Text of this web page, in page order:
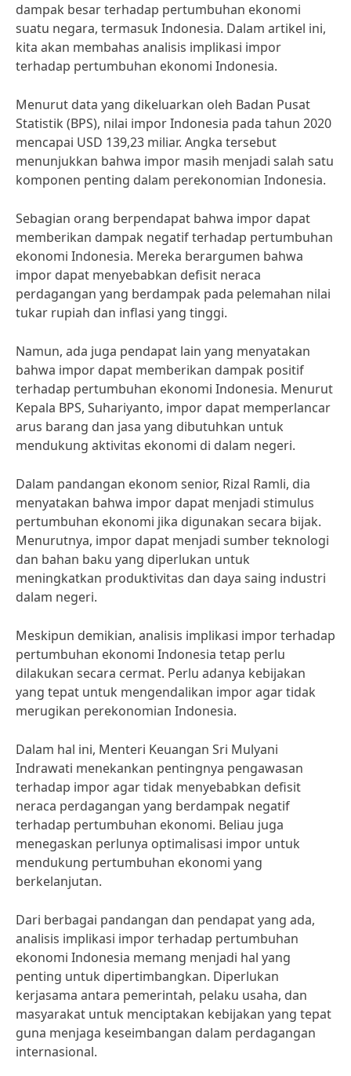
dampak besar terhadap pertumbuhan ekonomi
suatu negara, termasuk Indonesia. Dalam artikel ini,
kita akan membahas analisis implikasi impor
terhadap pertumbuhan ekonomi Indonesia.
Menurut data yang dikeluarkan oleh Badan Pusat
Statistik (BPS), nilai impor Indonesia pada tahun 2020
mencapai USD 139,23 miliar. Angka tersebut
menunjukkan bahwa impor masih menjadi salah satu
komponen penting dalam perekonomian Indonesia.
Sebagian orang berpendapat bahwa impor dapat
memberikan dampak negatif terhadap pertumbuhan
ekonomi Indonesia. Mereka berargumen bahwa
impor dapat menyebabkan defisit neraca
perdagangan yang berdampak pada pelemahan nilai
tukar rupiah dan inflasi yang tinggi.
Namun, ada juga pendapat lain yang menyatakan
bahwa impor dapat memberikan dampak positif
terhadap pertumbuhan ekonomi Indonesia. Menurut
Kepala BPS, Suhariyanto, impor dapat memperlancar
arus barang dan jasa yang dibutuhkan untuk
mendukung aktivitas ekonomi di dalam negeri.
Dalam pandangan ekonom senior, Rizal Ramli, dia
menyatakan bahwa impor dapat menjadi stimulus
pertumbuhan ekonomi jika digunakan secara bijak.
Menurutnya, impor dapat menjadi sumber teknologi
dan bahan baku yang diperlukan untuk
meningkatkan produktivitas dan daya saing industri
dalam negeri.
Meskipun demikian, analisis implikasi impor terhadap
pertumbuhan ekonomi Indonesia tetap perlu
dilakukan secara cermat. Perlu adanya kebijakan
yang tepat untuk mengendalikan impor agar tidak
merugikan perekonomian Indonesia.
Dalam hal ini, Menteri Keuangan Sri Mulyani
Indrawati menekankan pentingnya pengawasan
terhadap impor agar tidak menyebabkan defisit
neraca perdagangan yang berdampak negatif
terhadap pertumbuhan ekonomi. Beliau juga
menegaskan perlunya optimalisasi impor untuk
mendukung pertumbuhan ekonomi yang
berkelanjutan.
Dari berbagai pandangan dan pendapat yang ada,
analisis implikasi impor terhadap pertumbuhan
ekonomi Indonesia memang menjadi hal yang
penting untuk dipertimbangkan. Diperlukan
kerjasama antara pemerintah, pelaku usaha, dan
masyarakat untuk menciptakan kebijakan yang tepat
guna menjaga keseimbangan dalam perdagangan
internasional.